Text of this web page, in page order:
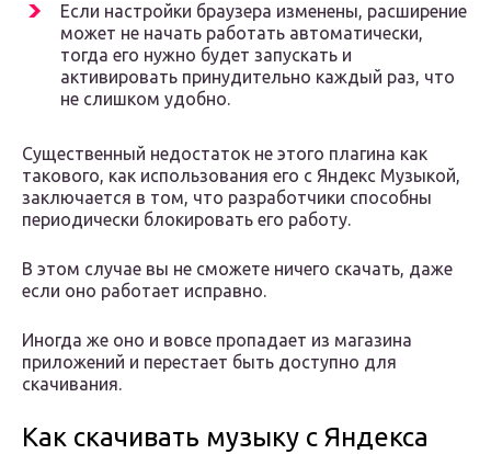
Если настройки браузера изменены, расширение
может не начать работать автоматически,
тогда его нужно будет запускать и
активировать принудительно каждый раз, что
не слишком удобно.
Существенный недостаток не этого плагина как
такового, как использования его с Яндекс Музыкой,
заключается в том, что разработчики способны
периодически блокировать его работу.
В этом случае вы не сможете ничего скачать, даже
если оно работает исправно.
Иногда же оно и вовсе пропадает из магазина
приложений и перестает быть доступно для
скачивания.
Как скачивать музыку с Яндекса